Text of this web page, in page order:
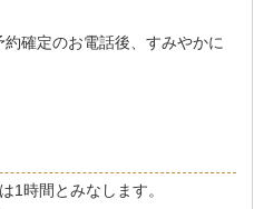
確定のお電話後、すみやかに
1時間とみなします。